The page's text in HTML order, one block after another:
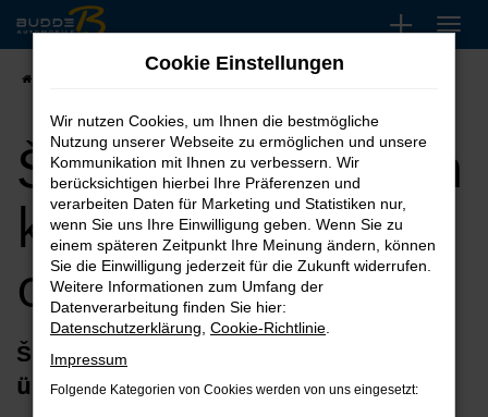
Zum
Hauptinhalt
springen
Škoda Neuwagen kaufen, leasen oder finanzieren
Škoda Neuwagen
kaufen, leasen
oder finanzieren
Škoda Neuwagen – besonders
überzeugend bei Budde
Cookie Einstellungen
Wir nutzen Cookies, um Ihnen die bestmögliche
Nutzung unserer Webseite zu ermöglichen und unsere
Kommunikation mit Ihnen zu verbessern. Wir
berücksichtigen hierbei Ihre Präferenzen und
verarbeiten Daten für Marketing und Statistiken nur,
wenn Sie uns Ihre Einwilligung geben. Wenn Sie zu
einem späteren Zeitpunkt Ihre Meinung ändern, können
Sie die Einwilligung jederzeit für die Zukunft widerrufen.
Weitere Informationen zum Umfang der
Datenverarbeitung finden Sie hier:
Datenschutzerklärung Cookie-Richtlinie
Impressum
Folgende Kategorien von Cookies werden von uns eingesetzt: